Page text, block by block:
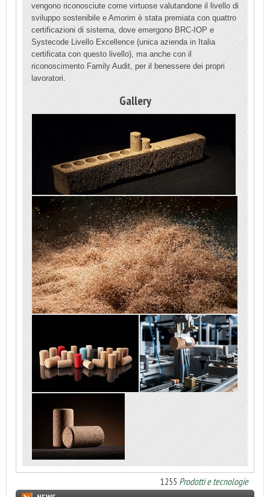
vengono riconosciute come virtuose valutandone il livello di
sviluppo sostenibile e Amorim è stata premiata con quattro
certificazioni di sistema, dove emergono BRC-IOP e
Systecode Livello Excellence (unica azienda in Italia
certificata con questo livello), ma anche con il
riconoscimento Family Audit, per il benessere dei propri
lavoratori.
Gallery
1255 Prodotti e tecnologie